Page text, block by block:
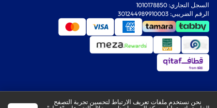
السجل التجاري: 1010178850
الرقم الضريبي: 301244989910003
نحن نستخدم ملفات تعريف الارتباط لتحسين تجربة التصفح